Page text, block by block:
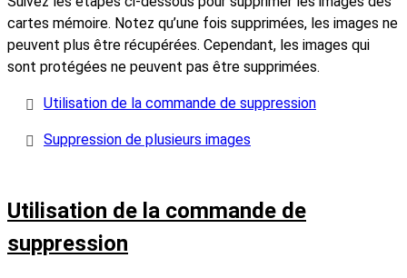
cartes mémoire. Notez qu’une fois supprimées, les images ne
peuvent plus être récupérées. Cependant, les images qui
sont protégées ne peuvent pas être supprimées.
Utilisation de la commande de suppression
Suppression de plusieurs images
Utilisation de la commande de
suppression